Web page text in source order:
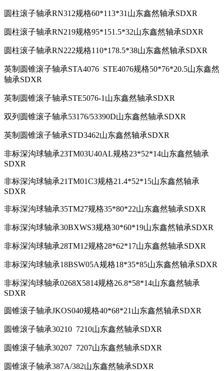
圆柱滚子轴承RN312规格60*113*31山东鑫然轴承SDXR
圆柱滚子轴承RN219规格95*151.5*32山东鑫然轴承SDXR
圆柱滚子轴承RN222规格110*178.5*38山东鑫然轴承SDXR
英制圆锥滚子轴承STA4076 STE4076规格50*76*20.5山东鑫然
轴承SDXR
英制圆锥滚子轴承STE5076-1山东鑫然轴承SDXR
双列圆锥滚子轴承53176/53390D山东鑫然轴承SDXR
英制圆锥滚子轴承STD3462山东鑫然轴承SDXR
非标深沟球轴承23TM03U40AL规格23*52*14山东鑫然轴承
SDXR
非标深沟球轴承21TM01C3规格21.4*52*15山东鑫然轴承
SDXR
非标深沟球轴承35TM27规格35*80*22山东鑫然轴承SDXR
非标深沟球轴承30BXWS3规格30*60*19山东鑫然轴承SDXR
非标深沟球轴承28TM12规格28*62*17山东鑫然轴承SDXR
非标深沟球轴承18BSW05A规格18*35*85山东鑫然轴承SDXR
非标深沟球轴承0268X5814规格26.8*58*14山东鑫然轴承
SDXR
圆锥滚子轴承JKOS040规格40*68*21山东鑫然轴承SDXR
圆锥滚子轴承30210 7210山东鑫然轴承SDXR
圆锥滚子轴承30207 7207山东鑫然轴承SDXR
圆锥滚子轴承387A/382山东鑫然轴承SDXR